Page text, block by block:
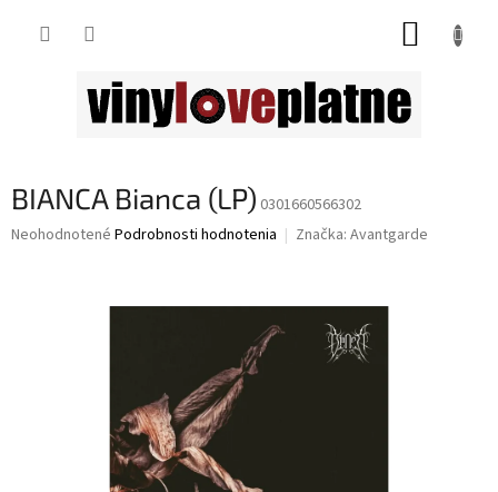
BIANCA Bianca (LP) 0301660566302
Priemerné
Neohodnotené Podrobnosti hodnotenia Značka: Avantgarde